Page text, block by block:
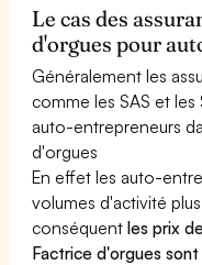
Le cas des
d'orgues pour
Généralement les
comme les SAS et
auto-entrepreneurs
d'orgues
En effet les auto-
volumes d'activité
conséquentles prix
Factrice d'orgues